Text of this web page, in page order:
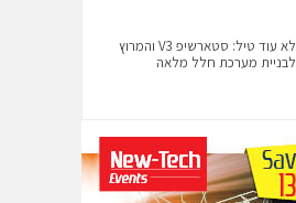
לא עוד טיל: סטארשיפ V3 והמרוץ
לבניית מערכת חלל מלאה